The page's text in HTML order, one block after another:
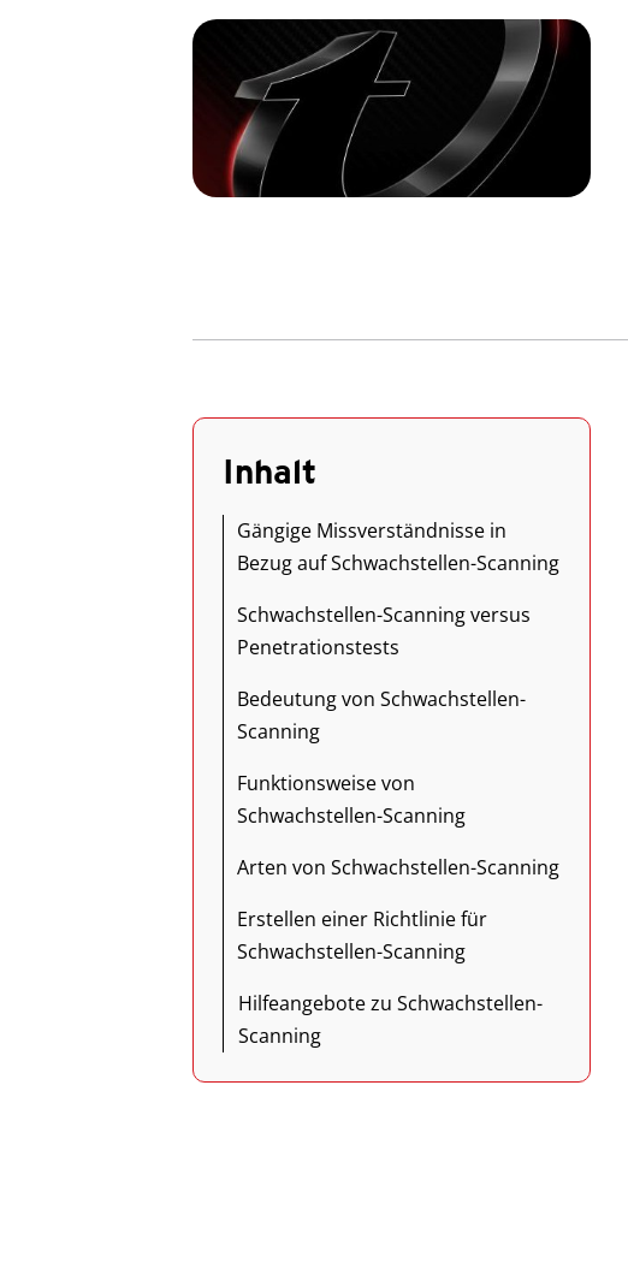
Inhalt
Gängige Missverständnisse in
Bezug auf Schwachstellen-Scanning
Schwachstellen-Scanning versus
Penetrationstests
Bedeutung von Schwachstellen-
Scanning
Funktionsweise von
Schwachstellen-Scanning
Arten von Schwachstellen-Scanning
Erstellen einer Richtlinie für
Schwachstellen-Scanning
Hilfeangebote zu Schwachstellen-
Scanning